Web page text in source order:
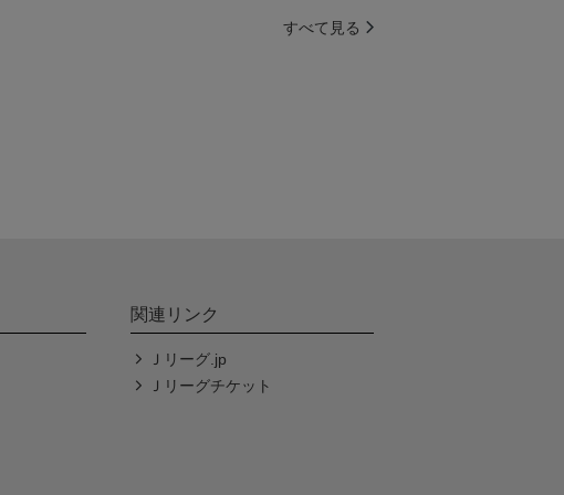
すべて見る
関連リンク
Ｊリーグ.jp
Ｊリーグチケット